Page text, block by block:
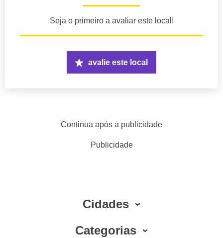
Seja o primeiro a avaliar este local!
avalie este local
Continua após a publicidade
Publicidade
Cidades
Categorias